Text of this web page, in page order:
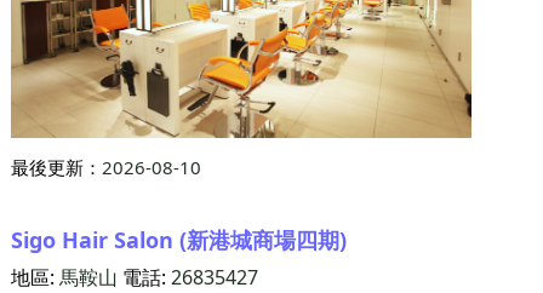
最後更新： 2026-08-10
Sigo Hair Salon (新港城商場四期)
地區: 馬鞍山 電話: 26835427